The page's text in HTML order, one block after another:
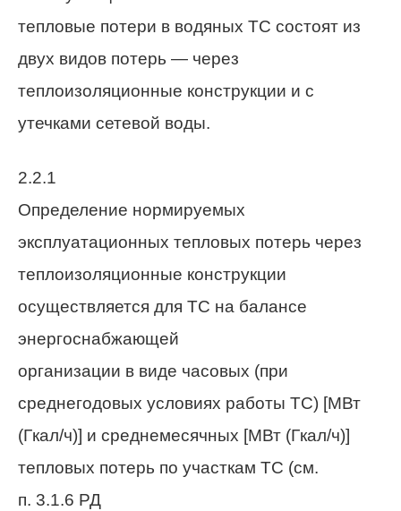
тепловые потери в водяных ТС состоят из
двух видов потерь — через
теплоизоляционные конструкции и с
утечками сетевой воды.
2.2.1
Определение нормируемых
эксплуатационных тепловых потерь через
теплоизоляционные конструкции
осуществляется для ТС на балансе
энергоснабжающей
организации в виде часовых (при
среднегодовых условиях работы ТС) [МВт
(Гкал/ч)] и среднемесячных [МВт (Гкал/ч)]
тепловых потерь по участкам ТС (см.
п. 3.1.6 РД